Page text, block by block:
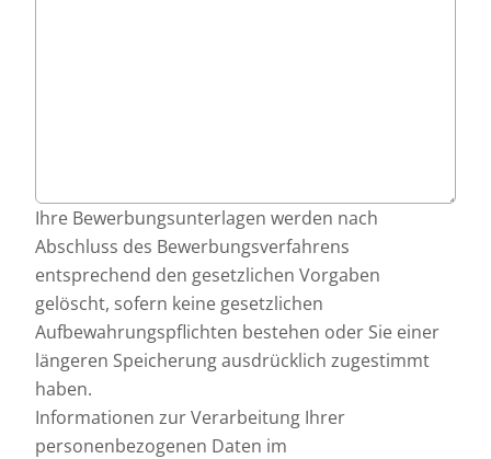
Ihre Bewerbungsunterlagen werden nach
Abschluss des Bewerbungsverfahrens
entsprechend den gesetzlichen Vorgaben
gelöscht, sofern keine gesetzlichen
Aufbewahrungspflichten bestehen oder Sie einer
längeren Speicherung ausdrücklich zugestimmt
haben.
Informationen zur Verarbeitung Ihrer
personenbezogenen Daten im